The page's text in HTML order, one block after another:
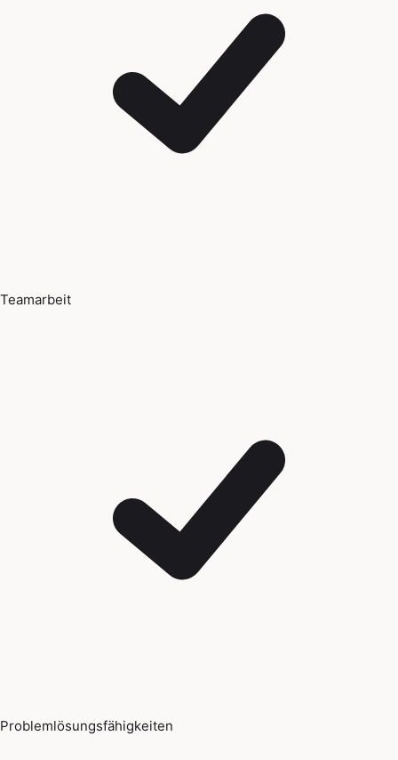
Teamarbeit
Problemlösungsfähigkeiten